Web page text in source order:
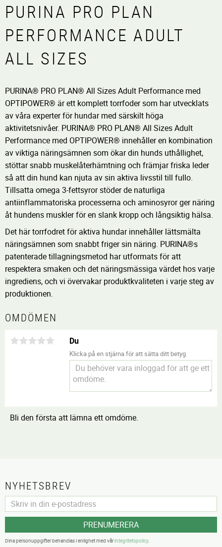
PURINA PRO PLAN
PERFORMANCE ADULT
ALL SIZES
PURINA® PRO PLAN® All Sizes Adult Performance med
OPTIPOWER® är ett komplett torrfoder som har utvecklats
av våra experter för hundar med särskilt höga
aktivitetsnivåer. PURINA® PRO PLAN® All Sizes Adult
Performance med OPTIPOWER® innehåller en kombination
av viktiga näringsämnen som ökar din hunds uthållighet,
stöttar snabb muskelåterhämtning och främjar friska leder
så att din hund kan njuta av sin aktiva livsstil till fullo.
Tillsatta omega 3-fettsyror stöder de naturliga
antiinflammatoriska processerna och aminosyror ger näring
åt hundens muskler för en slank kropp och långsiktig hälsa.
Det här torrfodret för aktiva hundar innehåller lättsmälta
näringsämnen som snabbt friger sin näring. PURINA®s
patenterade tillagningsmetod har utformats för att
respektera smaken och det näringsmässiga värdet hos varje
ingrediens, och vi övervakar produktkvaliteten i varje steg av
produktionen.
OMDÖMEN
Du
Klicka på en stjärna för att sätta ditt betyg
Bli den första att lämna ett omdöme.
NYHETSBREV
PRENUMERERA
Dina personuppgifter behandlas i enlighet med vårintegritetspolicy.